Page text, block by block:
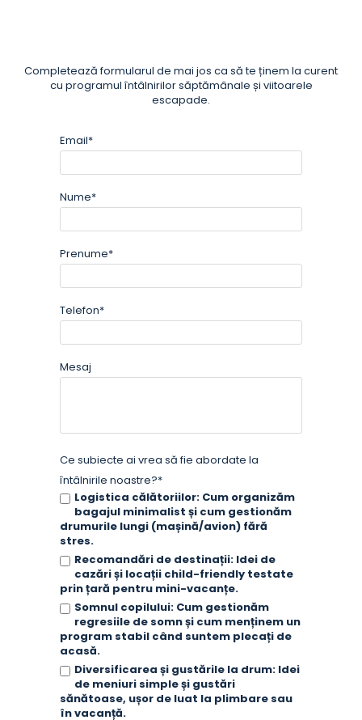
Completează formularul de mai jos ca să te ținem la curent
cu programul întâlnirilor săptămânale și viitoarele
escapade.
Email*
Nume*
Prenume*
Telefon*
Mesaj
Ce subiecte ai vrea să fie abordate la
întâlnirile noastre?*
Logistica călătoriilor: Cum organizăm
bagajul minimalist și cum gestionăm
drumurile lungi (mașină/avion) fără
stres.
Recomandări de destinații: Idei de
cazări și locații child-friendly testate
prin țară pentru mini-vacanțe.
Somnul copilului: Cum gestionăm
regresiile de somn și cum menținem un
program stabil când suntem plecați de
acasă.
Diversificarea și gustările la drum: Idei
de meniuri simple și gustări
sănătoase, ușor de luat la plimbare sau
în vacanță.